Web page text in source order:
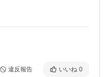
違反報告 いいね 0